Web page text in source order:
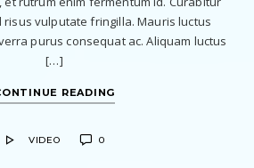
vulputate fringilla. Mauris luctus
purus consequat ac. Aliquam luctus
[…]
READING
VIDEO 0